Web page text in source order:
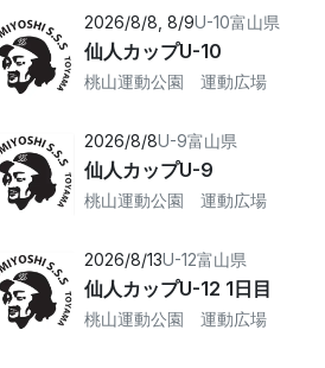
2026/8/8, 8/9U-10富山県
仙人カップU-10
桃山運動公園 運動広場
2026/8/8U-9富山県
仙人カップU-9
桃山運動公園 運動広場
2026/8/13U-12富山県
仙人カップU-12 1日目
桃山運動公園 運動広場